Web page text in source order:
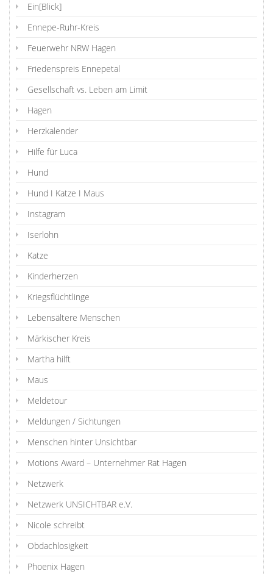
Ein[Blick]
Ennepe-Ruhr-Kreis
Feuerwehr NRW Hagen
Friedenspreis Ennepetal
Gesellschaft vs. Leben am Limit
Hagen
Herzkalender
Hilfe für Luca
Hund
Hund I Katze I Maus
Instagram
Iserlohn
Katze
Kinderherzen
Kriegsflüchtlinge
Lebensältere Menschen
Märkischer Kreis
Martha hilft
Maus
Meldetour
Meldungen / Sichtungen
Menschen hinter Unsichtbar
Motions Award – Unternehmer Rat Hagen
Netzwerk
Netzwerk UNSICHTBAR e.V.
Nicole schreibt
Obdachlosigkeit
Phoenix Hagen